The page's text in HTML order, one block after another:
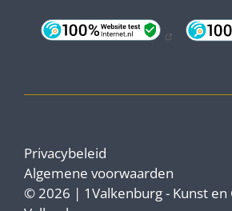
© 2026 | 1Valkenburg - Kunst en
Privacybeleid
Algemene voorwaarden